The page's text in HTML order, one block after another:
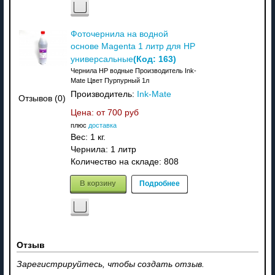
Отзывов (0)
Фоточернила на водной
основе Magenta 1 литр для HP
универсальные(Код: 163)
Чернила HP водные Производитель Ink-
Mate Цвет Пурпурный 1л
Производитель: Ink-Mate
Цена: от 700 руб
плюс доставка
Вес: 1 кг.
Чернила: 1 литр
Количество на складе: 808
В корзину Подробнее
Отзыв
Зарегистрируйтесь, чтобы создать отзыв.